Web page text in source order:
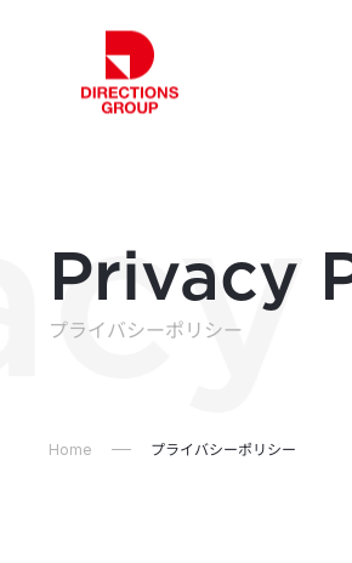
Privacy
プライバシーポリシー
Home プライバシーポリシー